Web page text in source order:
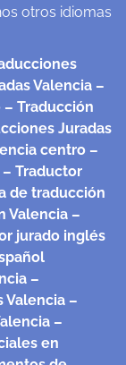
otros idiomas
Valencia –
– Traducción
Juradas
centro –
– Traductor
de traducción
Valencia –
jurado inglés
–
Valencia –
–
en